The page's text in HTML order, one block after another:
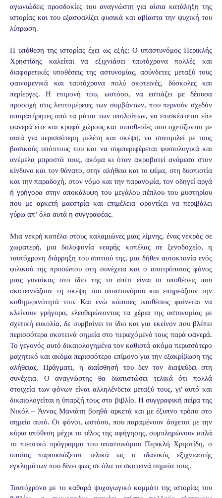
αγωνιώδεις προσδοκίες του αναγνώστη για αίσια κατάληξη της
ιστορίας και του εξασφαλίζει φυσικά και αβίαστα την ψυχική του
λύτρωση.
Η υπόθεση της ιστορίας έχει ως εξής: Ο υπαστυνόμος Περικλής
Χρηστίδης καλείται να εξιχνιάσει ταυτόχρονα πολλές και
διαφορετικές υποθέσεις της αστυνομίας, ασύνδετες μεταξύ τους
φαινομενικά και ταυτόχρονα πολύ σκοτεινές, δύσκολες και
περίεργες. Η επιμονή του, ωστόσο, να εστιάζει με δέουσα
προσοχή στις λεπτομέρειες των συμβάντων, που περνούν σχεδόν
απαρατήρητες από τα μάτια των υπολοίπων, να επισκέπτεται είτε
φανερά είτε και κρυφά χώρους και τοποθεσίες που σχετίζονται με
αυτά για περισσότερη μελέτη και σκέψη, να συνομιλεί με τους
βασικούς υπόπτους του και να συμπεριφέρεται φυσιολογικά και
ανέμελα μπροστά τους, ακόμα κι όταν ακροβατεί ανάμεσα στον
κίνδυνο και τον θάνατο, στην αλήθεια και το ψέμα, στη δυσπιστία
και την παραδοχή, στον νόμο και την παρανομία, τον οδηγεί αργά
ή γρήγορα στην αποκάλυψη του μεγάλου πέπλου του μυστηρίου
που με αρκετή μαεστρία και επιμέλεια φροντίζει να περιβάλει
γύρω απ’ όλα αυτά η συγγραφέας.
Μια νεκρή κοπέλα στους καλαμιώνες μιας λίμνης, ένας νεκρός σε
χωματερή, μια δολοφονία νεαρής κοπέλας σε ξενοδοχείο, η
ταυτόχρονη διάρρηξη του σπιτιού της, μια δήθεν αυτοκτονία ενός
φιλικού της προσώπου στη συνέχεια και ο αποτρόπαιος φόνος
μιας γυναίκας στο ίδιο της το σπίτι είναι οι υποθέσεις που
σκοτεινιάζουν τη σκέψη του υπαστυνόμου και επηρεάζουν την
καθημερινότητά του. Και ενώ κάποιες υποθέσεις φαίνεται να
κλείνουν γρήγορα, ελευθερώνοντας τα χέρια της αστυνομίας με
σχετική ευκολία, δε συμβαίνει το ίδιο και για εκείνον που βλέπει
περισσότερα σκοτεινά σημεία στο περιεχόμενό τους παρά φανερά.
Το γεγονός αυτό δικαιολογημένα τον καθιστά ακόμα περισσότερο
μαχητικό και ακόμα περισσότερο επίμονο για την εξακρίβωση της
αλήθειας. Πράγματι, η διαίσθησή του δεν τον διαψεύδει στη
συνέχεια. Ο αναγνώστης θα διαπιστώσει τελικά ότι πολλά
στοιχεία των φόνων είναι αλληλένδετα μεταξύ τους, γι' αυτό και
δικαιολογείται η ύπαρξή τους στο βιβλίο. Η συγγραφική πείρα της
Νικόλ – Άννας Μανιάτη βοηθά αρκετά και με έξυπνο τρόπο στο
σημείο αυτό. Οι φόνοι, ωστόσο, που παραμένουν άσχετοι με την
κύρια υπόθεση μέχρι το τέλος της αφήγησης, συμπληρώνουν απλά
το πιεστικό πρόγραμμα του υπαστυνόμου Περικλή Χρηστίδη, ο
οποίος παρουσιάζεται τελικά ως ο ιδανικός εξιχνιαστής
εγκλημάτων που δίνει φως σε όλα τα σκοτεινά σημεία τους.
Ταυτόχρονα με το καθαρά ψυχαγωγικό κομμάτι της ιστορίας του